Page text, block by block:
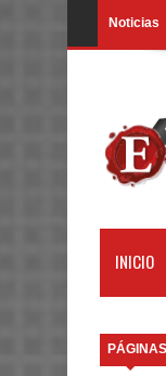
Noticias
INICIO
PÁGINAS